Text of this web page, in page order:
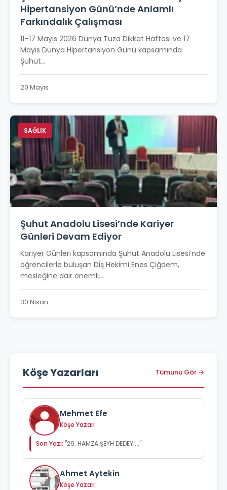
Hipertansiyon Günü’nde Anlamlı
Farkındalık Çalışması
11–17 Mayıs 2026 Dünya Tuza Dikkat Haftası ve 17
Mayıs Dünya Hipertansiyon Günü kapsamında
Şuhut...
20 Mayıs
SAĞLIK
Şuhut Anadolu Lisesi’nde Kariyer
Günleri Devam Ediyor
Kariyer Günleri kapsamında Şuhut Anadolu Lisesi’nde
öğrencilerle buluşan Diş Hekimi Enes Çiğdem,
mesleğine dair önemli...
30 Nisan
Köşe Yazarları Tümünü Gör →
Mehmet Efe
Köşe Yazarı
Son Yazı: "29. HAMZA ŞEYH DEDEYİ..."
Ahmet Aytekin
Köşe Yazarı